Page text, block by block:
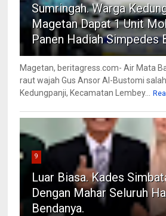
Sumringah. Warga
Magetan Dapat 1 Unit
Panen Hadiah Simpedes
Magetan, beritagress.com- Air Mata
raut wajah Gus Ansor Al-Bustomi
Kedungpanji, Kecamatan Lembey...
9
Luar Biasa. Kades
Dengan Mahar Seluruh
Bendanya.